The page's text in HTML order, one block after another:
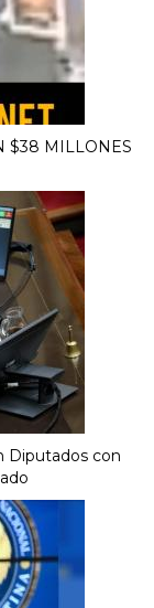
$38 MILLONES
Diputados con